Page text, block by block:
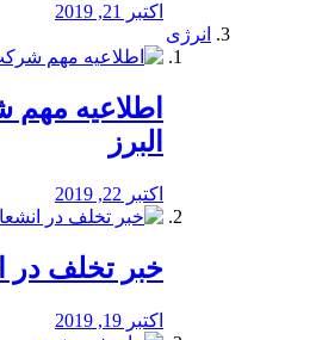
اکتبر 21, 2019
انرژی
️اطلاعیه
البرز
اکتبر 22, 2019
خبر تخلف در
اکتبر 19, 2019